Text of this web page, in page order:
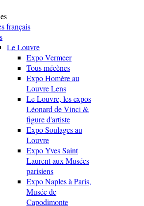
français
Le Louvre
Expo Vermeer
Tous mécènes
Expo Homère au
Louvre Lens
Le Louvre, les expos
Léonard de Vinci &
figure d'artiste
Expo Soulages au
Louvre
Expo Yves Saint
Laurent aux Musées
parisiens
Expo Naples à Paris,
Musée de
Capodimonte